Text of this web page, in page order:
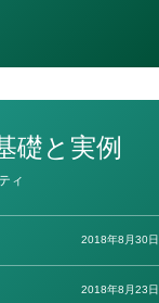
礎と実例
ィ
2018年8月30日
2018年8月23日